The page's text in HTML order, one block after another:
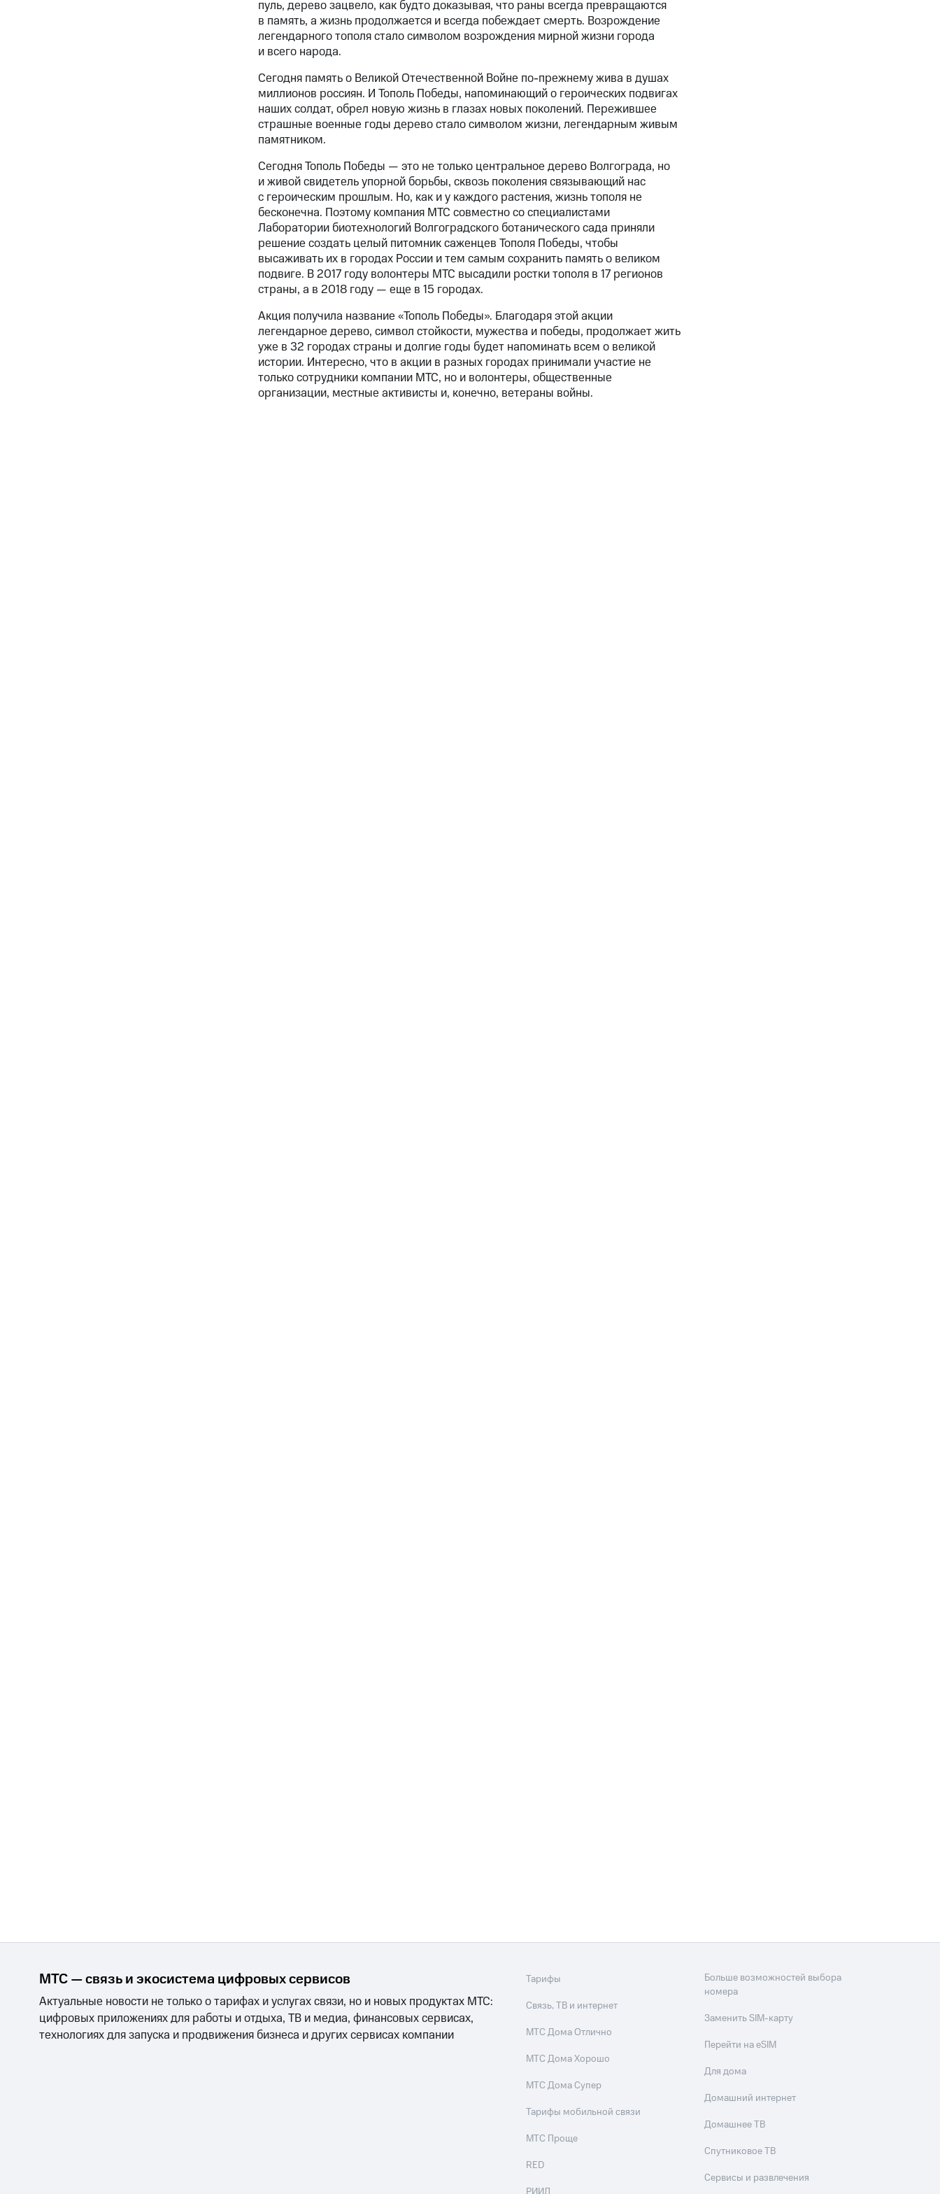
пуль, дерево зацвело, как будто доказывая, что раны всегда превращаются
в память, а жизнь продолжается и всегда побеждает смерть. Возрождение
легендарного тополя стало символом возрождения мирной жизни города
и всего народа.
Сегодня память о Великой Отечественной Войне по-прежнемужива в душах
миллионов россиян. И Тополь Победы, напоминающий о героических подвигах
наших солдат, обрел новую жизнь в глазах новых поколений. Пережившее
страшные военные годы дерево стало символом жизни, легендарным живым
памятником.
Сегодня Тополь Победы — это не только центральное дерево Волгограда, но
и живой свидетель упорной борьбы, сквозь поколения связывающий нас
с героическим прошлым. Но, как и у каждого растения, жизнь тополя не
бесконечна. Поэтому компания МТС совместно со специалистами
Лаборатории биотехнологий Волгоградского ботанического сада приняли
решение создать целый питомник саженцев Тополя Победы, чтобы
высаживать их в городах России и тем самым сохранить память о великом
подвиге. В 2017 году волонтеры МТС высадили ростки тополя в 17 регионов
страны, а в 2018 году — еще в 15 городах.
Акция получила название «Тополь Победы». Благодаря этой акции
легендарное дерево, символ стойкости, мужества и победы, продолжает жить
уже в 32 городах страны и долгие годы будет напоминать всем о великой
истории. Интересно, что в акции в разных городах принимали участие не
только сотрудники компании МТС, но и волонтеры, общественные
организации, местные активисты и, конечно, ветераны войны.
МТС — связь и экосистема цифровых сервисов
Актуальные новости не только о тарифах и услугах связи, но и новых продуктах МТС:
цифровых приложениях для работы и отдыха, ТВ и медиа, финансовых сервисах,
технологиях для запуска и продвижения бизнеса и других сервисах компании
Тарифы
Связь, ТВ и интернет
МТС Дома Отлично
МТС Дома Хорошо
МТС Дома Супер
Тарифы мобильной связи
МТС Проще
RED
Больше возможностей выбора
номера
Заменить SIM-карту
Перейти на eSIM
Для дома
Домашний интернет
Домашнее ТВ
Спутниковое ТВ
Сервисы и развлечения